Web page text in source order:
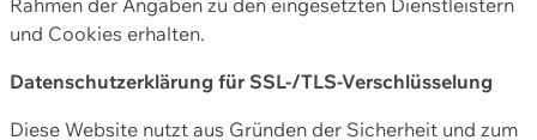
Rahmen der Angaben zu den eingesetzten Dienstleistern
und Cookies erhalten.
Datenschutzerklärung für SSL-/TLS-Verschlüsselung
Diese Website nutzt aus Gründen der Sicherheit und zum